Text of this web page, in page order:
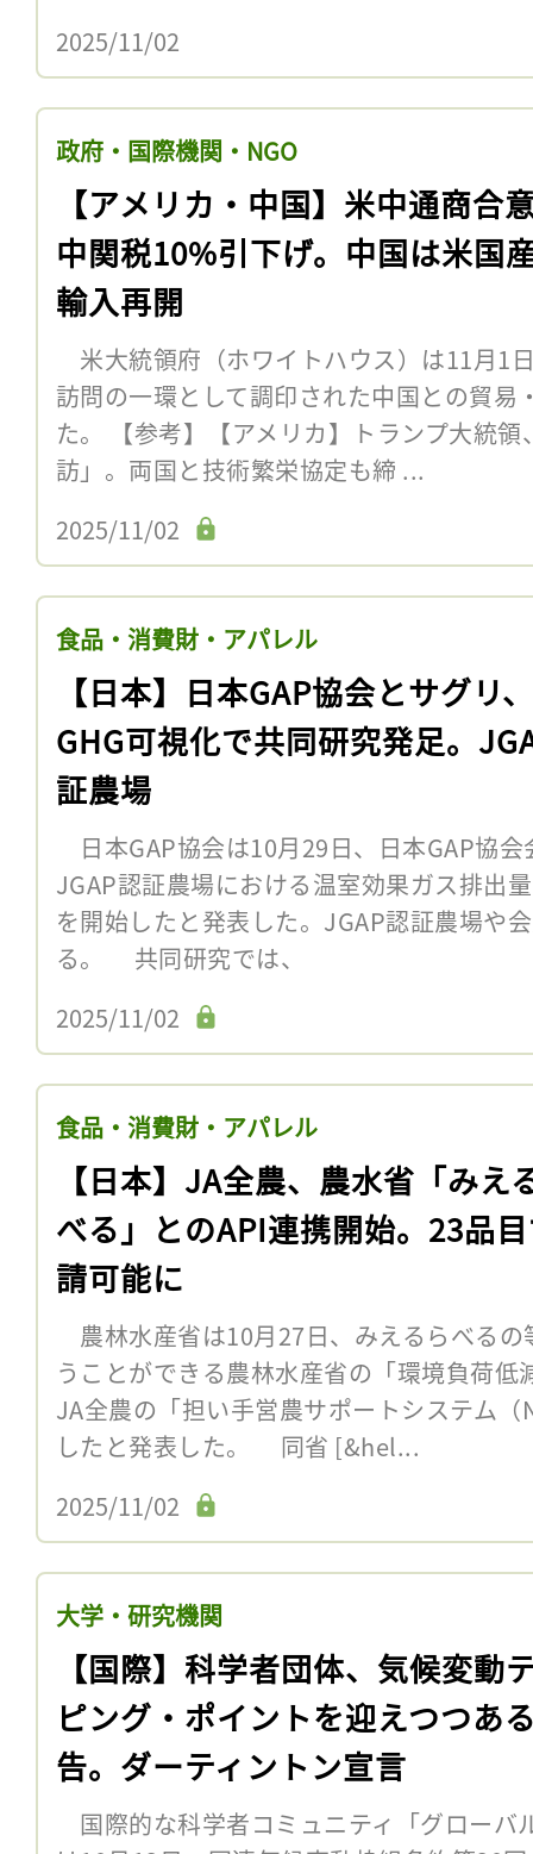
2025/11/02
政府・国際機関・NGO
【アメリカ・中国】米中通商合
中関税10%引下げ。中国は米国
輸入再開
米大統領府（ホワイトハウス）は11月1
訪問の一環として調印された中国との貿易
た。 【参考】【アメリカ】トランプ大統
訪」。両国と技術繁栄協定も締 ...
2025/11/02
食品・消費財・アパレル
【日本】日本GAP協会とサグリ
GHG可視化で共同研究発足。
証農場
日本GAP協会は10月29日、日本GAP協
JGAP認証農場における温室効果ガス排出
を開始したと発表した。JGAP認証農場や
る。 共同研究では、
2025/11/02
食品・消費財・アパレル
【日本】JA全農、農水省「みえ
べる」とのAPI連携開始。23品
請可能に
農林水産省は10月27日、みえるらべる
うことができる農林水産省の「環境負荷低
JA全農の「担い手営農サポートシステム
したと発表した。 同省 [&hel...
2025/11/02
大学・研究機関
【国際】科学者団体、気候変動
ピング・ポイントを迎えつつあ
告。ダーティントン宣言
国際的な科学者コミュニティ「グローバ